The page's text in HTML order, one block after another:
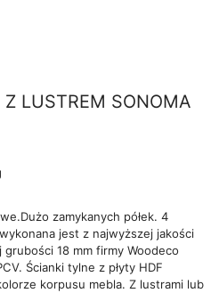
LUSTREM SONOMA
zamykanych półek. 4
jest z najwyższej jakości
18 mm firmy Woodeco
Ścianki tylne z płyty HDF
korpusu mebla. Z lustrami lub